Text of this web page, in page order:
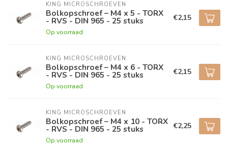
KING MICROSCHROEVEN
Bolkopschroef – M4 x 5 - TORX
- RVS - DIN 965 - 25 stuks
Op voorraad
€2,15
KING MICROSCHROEVEN
Bolkopschroef – M4 x 6 - TORX
- RVS - DIN 965 - 25 stuks
Op voorraad
€2,15
KING MICROSCHROEVEN
Bolkopschroef – M4 x 10 - TORX
- RVS - DIN 965 - 25 stuks
Op voorraad
€2,25